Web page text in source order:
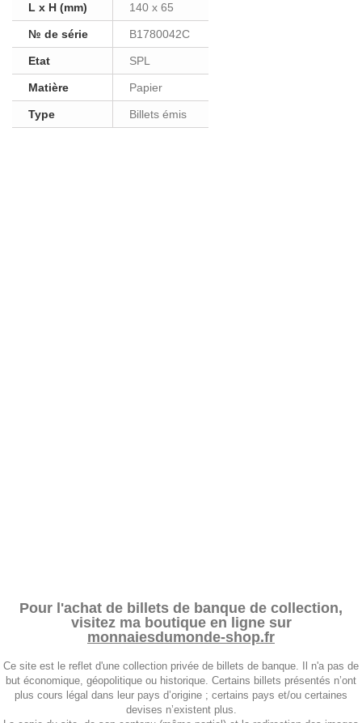
L x H (mm) 140 x 65
№ de série B1780042C
Etat SPL
Matière Papier
Type Billets émis
Pour l'achat de billets de banque de collection,
visitez ma boutique en ligne sur
monnaiesdumonde-shop.fr
Ce site est le reflet d'une collection privée de billets de banque. Il n'a pas de
but économique, géopolitique ou historique. Certains billets présentés n’ont
plus cours légal dans leur pays d’origine ; certains pays et/ou certaines
devises n’existent plus.